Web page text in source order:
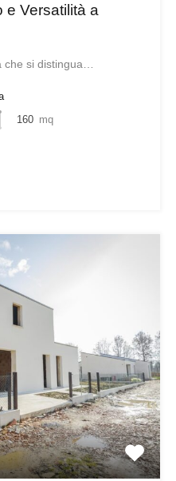
e Versatilità a
che si distingua…
160 mq